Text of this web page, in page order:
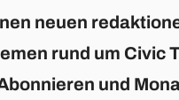
neuen
rund um Civic
und